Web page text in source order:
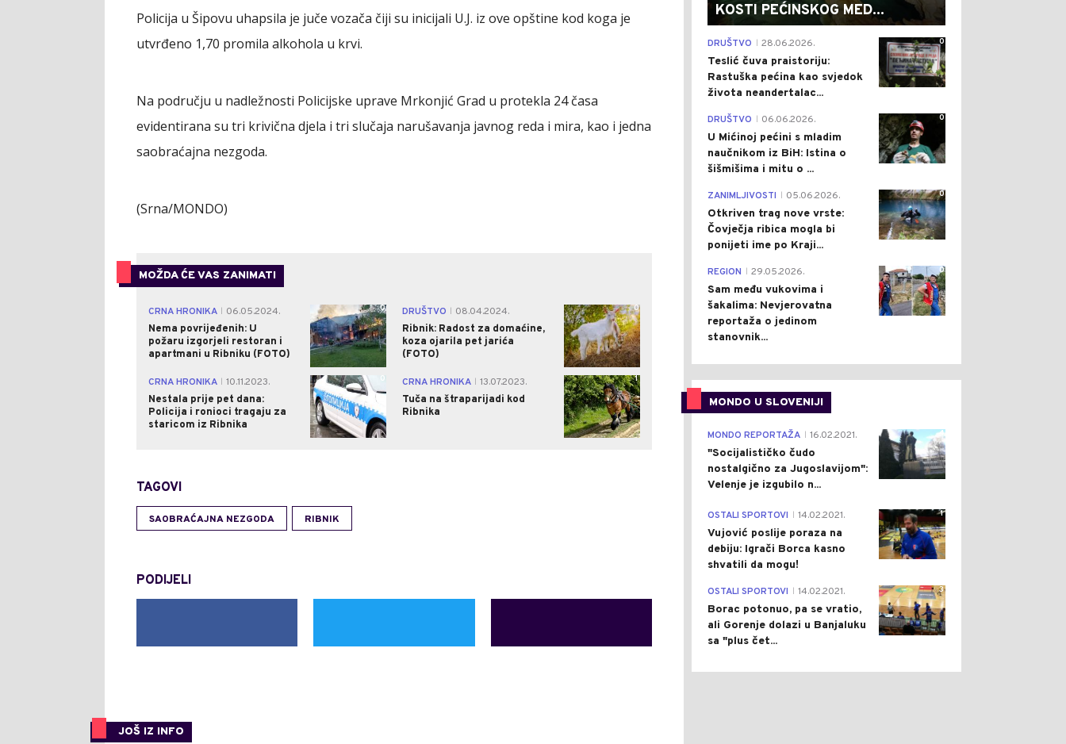
Policija u Šipovu uhapsila je juče vozača čiji su inicijali U.J. iz ove opštine kod koga je
utvrđeno 1,70 promila alkohola u krvi.
Na području u nadležnosti Policijske uprave Mrkonjić Grad u protekla 24 časa
evidentirana su tri krivična djela i tri slučaja narušavanja javnog reda i mira, kao i jedna
saobraćajna nezgoda.
(Srna/MONDO)
MOŽDA ĆE VAS ZANIMATI
CRNA HRONIKA
06.05.2024.
Nema povrijeđenih: U
požaru izgorjeli restoran i
apartmani u Ribniku (FOTO)
0 DRUŠTVO
08.04.2024.
Ribnik: Radost za domaćine,
koza ojarila pet jarića
(FOTO)
0
CRNA HRONIKA
10.11.2023.
Nestala prije pet dana:
Policija i ronioci tragaju za
staricom iz Ribnika
0 CRNA HRONIKA
13.07.2023.
Tuča na štraparijadi kod
Ribnika
1
TAGOVI
SAOBRAĆAJNA NEZGODA RIBNIK
PODIJELI
JOŠ IZ INFO
KOSTI PEĆINSKOG MED...
0
DRUŠTVO 28.06.2026.
Teslić čuva praistoriju:
Rastuška pećina kao svjedok
života neandertalac...
0
DRUŠTVO 06.06.2026.
U Mićinoj pećini s mladim
naučnikom iz BiH: Istina o
šišmišima i mitu o ...
0
ZANIMLJIVOSTI 05.06.2026.
Otkriven trag nove vrste:
Čovječja ribica mogla bi
ponijeti ime po Kraji...
0
REGION 29.05.2026.
Sam među vukovima i
šakalima: Nevjerovatna
reportaža o jedinom
stanovnik...
MONDO U SLOVENIJI
4
MONDO REPORTAŽA 16.02.2021.
"Socijalističko čudo
nostalgično za Jugoslavijom":
Velenje je izgubilo n...
1
OSTALI SPORTOVI 14.02.2021.
Vujović poslije poraza na
debiju: Igrači Borca kasno
shvatili da mogu!
3
OSTALI SPORTOVI 14.02.2021.
Borac potonuo, pa se vratio,
ali Gorenje dolazi u Banjaluku
sa "plus čet...